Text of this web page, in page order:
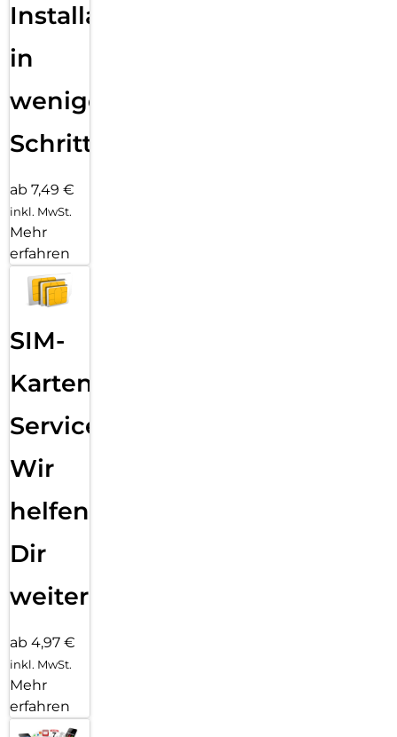
Installation
in
wenigen
Schritten
ab 7,49 €
inkl. MwSt.
Mehr
erfahren
SIM-
Karten
Service:
Wir
helfen
Dir
weiter
ab 4,97 €
inkl. MwSt.
Mehr
erfahren